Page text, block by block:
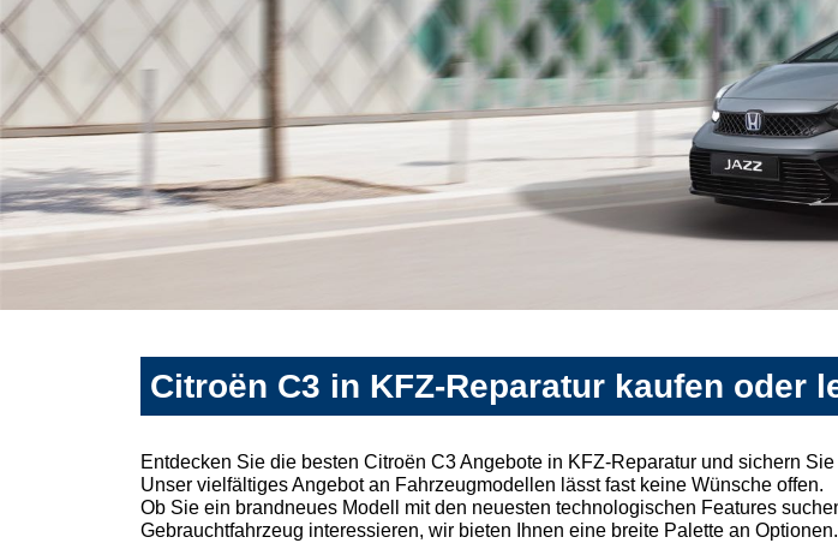
Citroën C3 in KFZ-Reparatur kaufen oder
Entdecken Sie die besten Citroën C3 Angebote in KFZ-Reparatur und sichern
Unser vielfältiges Angebot an Fahrzeugmodellen lässt fast keine Wünsche offen.
Ob Sie ein brandneues Modell mit den neuesten technologischen Features
Gebrauchtfahrzeug interessieren, wir bieten Ihnen eine breite Palette an Optionen.